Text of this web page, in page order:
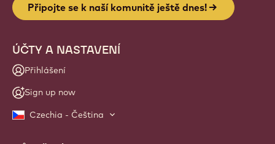
Připojte se k naší komunitě ještě dnes!
ÚČTY A NASTAVENÍ
Přihlášení
Sign up now
Czechia - Čeština